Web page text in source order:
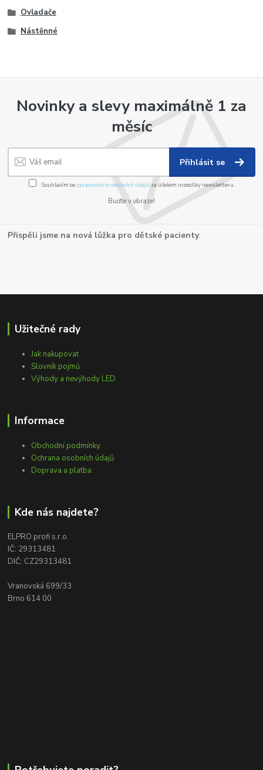
Ovladače
Nástěnné
Novinky a slevy maximálně 1 za
měsíc
Přihlásit se
Souhlasím se zpracováním osobních údajůza účelem rozesílky newsletteru.
Buďte v obraze!
Přispěli jsme na nová lůžka pro dětské pacienty.
Užitečné rady
Jak nakupovat
Slovník pojmů
Výhody a nevýhody LED
Informace
Obchodní podmínky
Ochrana osobních údajů
Doprava a platba
Kde nás najdete?
ELPRO profi s.r.o.
IČ: 29313481
DIČ: CZ29313481
Vranovská 699/33
Brno 614 00